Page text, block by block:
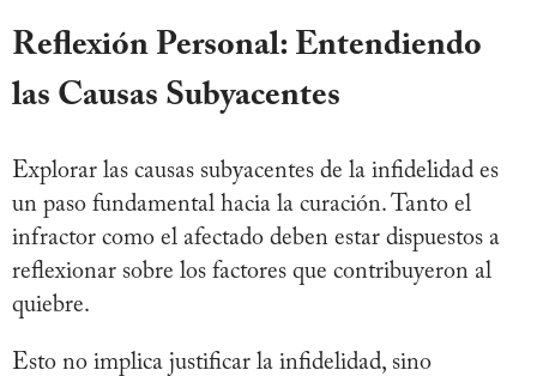
Reflexión Personal: Entendiendo
las Causas Subyacentes
Explorar las causas subyacentes de la infidelidad es
un paso fundamental hacia la curación. Tanto el
infractor como el afectado deben estar dispuestos a
reflexionar sobre los factores que contribuyeron al
quiebre.
Esto no implica justificar la infidelidad, sino